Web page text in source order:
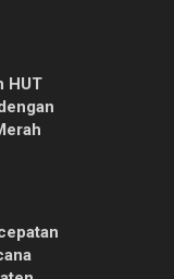
HUT